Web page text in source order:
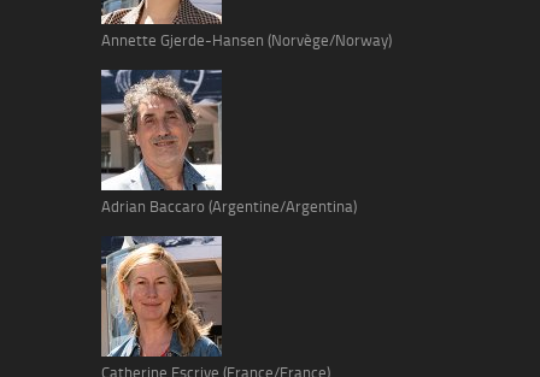
Annette Gjerde-Hansen (Norvège/Norway)
Adrian Baccaro (Argentine/Argentina)
Catherine Escrive (France/France)